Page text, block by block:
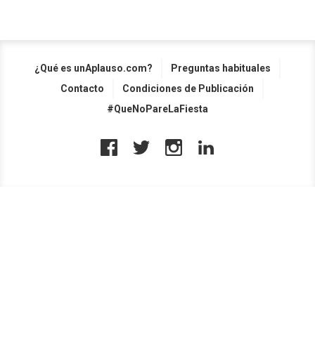
¿Qué es unAplauso.com?
Preguntas habituales
Contacto
Condiciones de Publicación
#QueNoPareLaFiesta